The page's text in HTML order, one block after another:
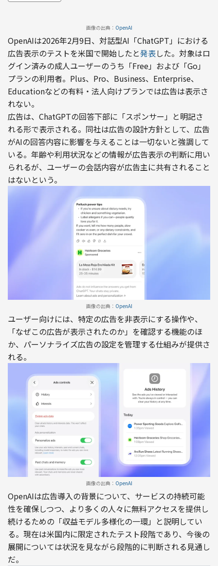
画像の出典： OpenAI
OpenAIは2026年2月9日、対話型AI「ChatGPT」における
広告表示のテストを米国で開始したと発表した。対象はロ
グイン済みの成人ユーザーのうち「Free」および「Go」
プランの利用者。Plus、Pro、Business、Enterprise、
Educationなどの有料・法人向けプランでは広告は表示さ
れない。
広告は、ChatGPTの回答下部に「スポンサー」と明記さ
れる形で表示される。同社は広告の設計方針として、広告
がAIの回答内容に影響を与えることは一切ないと強調して
いる。年齢や利用状況などの情報が広告表示の判断に用い
られるが、ユーザーの会話内容が広告主に共有されること
はないという。
画像の出典： OpenAI
ユーザー向けには、特定の広告を非表示にする操作や、
「なぜこの広告が表示されたのか」を確認する機能のほ
か、パーソナライズ広告の設定を管理する仕組みが提供さ
れる。
画像の出典： OpenAI
OpenAIは広告導入の背景について、サービスの持続可能
性を確保しつつ、より多くの人々に無料アクセスを提供し
続けるための「収益モデル多様化の一環」と説明してい
る。現在は米国内に限定されたテスト段階であり、今後の
展開については状況を見ながら段階的に判断される見通し
だ。